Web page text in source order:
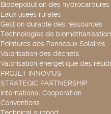
Biodépollution des hydrocarbures
Eaux usées rurales
Gestion durable des ressources
Technologies de biométhanisation
Peintures des Panneaux Solaires
Valorisation des déchets
Valorisation énergétique des
PROJET INNOV'US
STRATEGIC PARTNERSHIP
International Cooperation
Conventions